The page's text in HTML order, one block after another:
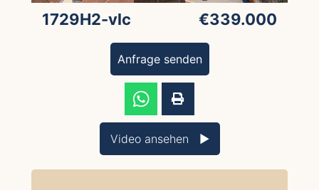
1729H2-vlc €339.000
Anfrage senden
Video ansehen ▶︎